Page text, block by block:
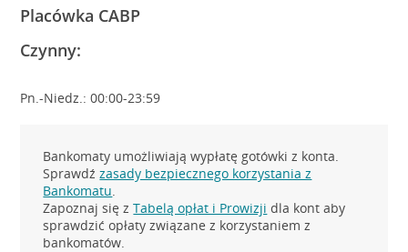
Placówka CABP
Czynny:
Pn.-Niedz.: 00:00-23:59
Bankomaty umożliwiają wypłatę gotówki z konta.
Sprawdźzasady bezpiecznego korzystania z
Bankomatu.
Zapoznaj się zTabelą opłat i Prowizji dla kont aby
sprawdzić opłaty związane z korzystaniem z
bankomatów.